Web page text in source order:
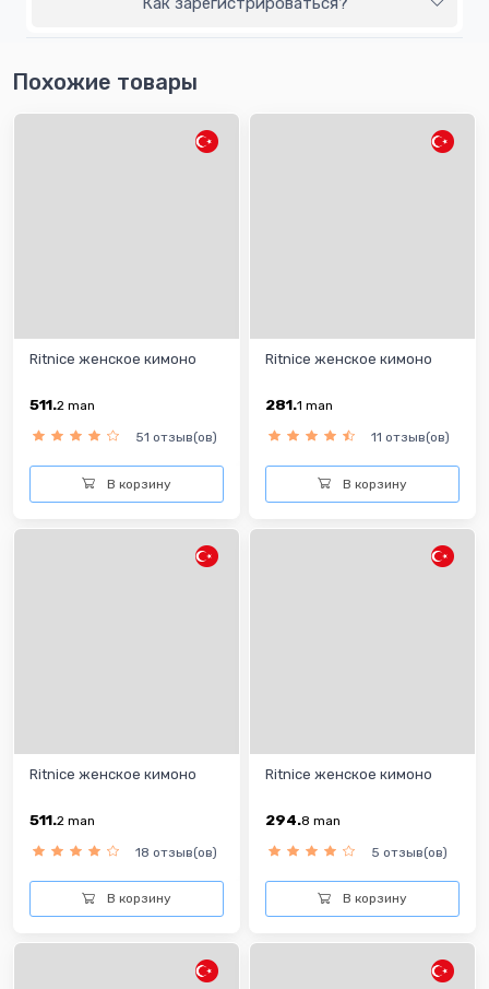
Похожие товары
Ritnice женское кимоно
511.2 man
51 отзыв(ов)
В корзину
Ritnice женское кимоно
281.1 man
11 отзыв(ов)
В корзину
Ritnice женское кимоно
511.2 man
18 отзыв(ов)
В корзину
Ritnice женское кимоно
294.8 man
5 отзыв(ов)
В корзину